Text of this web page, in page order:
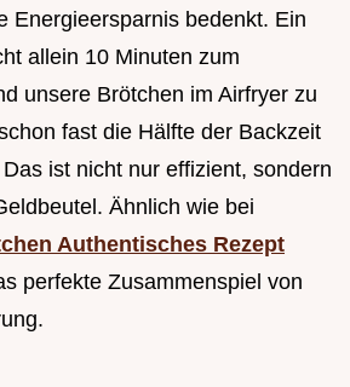
Energieersparnis bedenkt. Ein
allein 10 Minuten zum
unsere Brötchen im Airfryer zu
fast die Hälfte der Backzeit
ist nicht nur effizient, sondern
Ähnlich wie bei
Authentisches Rezept
perfekte Zusammenspiel von